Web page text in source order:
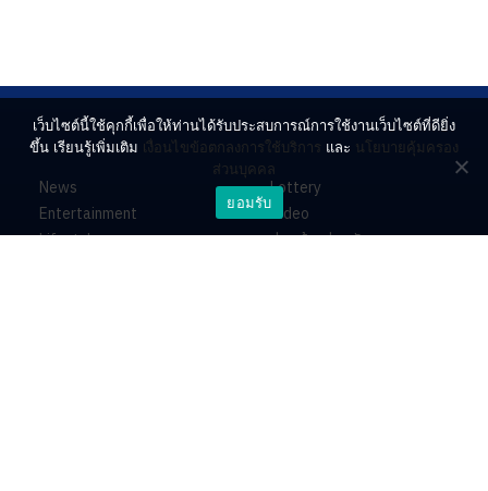
News
Entertainment
Lifestyle
Lottery
Video
ร่วมด้วยช่วยกัน
เว็บไซต์นี้ใช้คุกกี้เพื่อให้ท่านได้รับประสบการณ์การใช้งานเว็บไซต์ที่ดียิ่ง
ขึ้น เรียนรู้เพิ่มเติม เงื่อนไขข้อตกลงการใช้บริการ และ นโยบายคุ้มครอง
ส่วนบุคคล
ยอมรับ